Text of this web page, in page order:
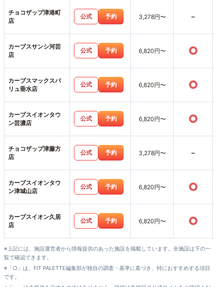
チョコザップ津港町
店
公式 予約 3,278円〜 -
カーブスサンシ河芸
店
公式 予約 6,820円〜 ○
カーブスマックスバ
リュ垂水店
公式 予約 6,820円〜 ○
カーブスイオンタウ
ン芸濃店
公式 予約 6,820円〜 ○
チョコザップ津藤方
店
公式 予約 3,278円〜 -
カーブスイオンタウ
ン津城山店
公式 予約 6,820円〜 ○
カーブスイオン久居
店
公式 予約 6,820円〜 ○
※上記には、施設運営者から情報提供のあった施設を掲載しています。全施設は下の一
覧で確認できます。
※「○」は、FIT PALETTE編集部が独自の調査・基準に基づき、特におすすめする項目
です。